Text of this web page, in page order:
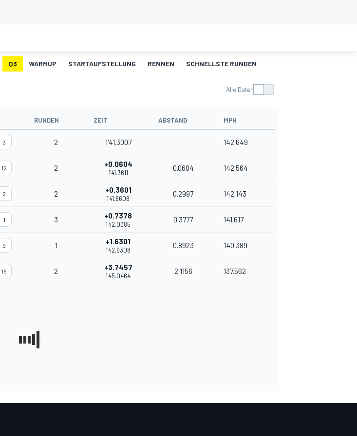
Q3 WARMUP STARTAUFSTELLUNG RENNEN SCHNELLSTE RUNDEN
Alle Daten
RUNDEN ZEIT ABSTAND MPH
3 2 1'41.3007 142.649
12 2 +0.0604
1'41.3611
0.0604 142.564
2 2 +0.3601
1'41.6608
0.2997 142.143
1 3 +0.7378
1'42.0385
0.3777 141.617
9 1 +1.6301
1'42.9308
0.8923 140.389
15 2 +3.7457
1'45.0464
2.1156 137.562